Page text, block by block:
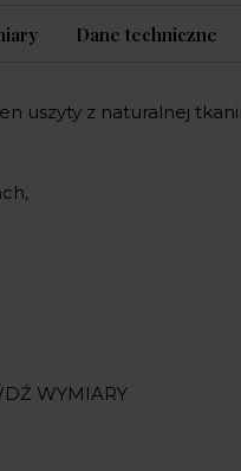
Dane techniczne
uszyty z naturalnej
WYMIARY